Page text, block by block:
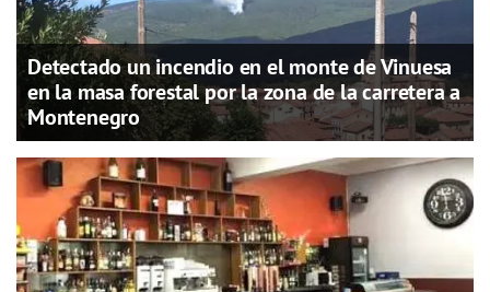
Detectado un incendio en el monte de Vinuesa
en la masa forestal por la zona de la carretera a
Montenegro